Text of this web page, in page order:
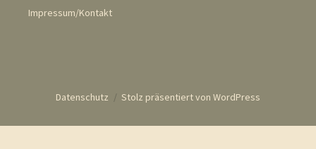
Impressum/Kontakt
Datenschutz Stolz präsentiert von WordPress